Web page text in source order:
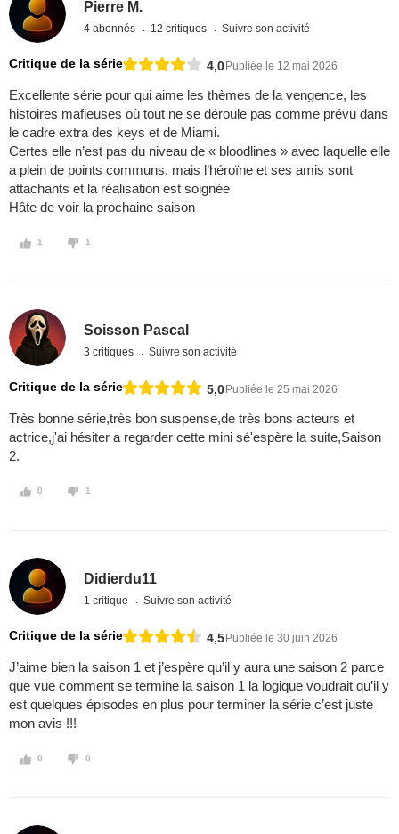
Pierre M.
4 abonnés 12 critiques Suivre son activité
Critique de la série 4,0Publiée le 12 mai 2026
Excellente série pour qui aime les thèmes de la vengence, les
histoires mafieuses où tout ne se déroule pas comme prévu dans
le cadre extra des keys et de Miami.
Certes elle n’est pas du niveau de « bloodlines » avec laquelle elle
a plein de points communs, mais l’héroïne et ses amis sont
attachants et la réalisation est soignée
Hâte de voir la prochaine saison
1 1
Soisson Pascal
3 critiques Suivre son activité
Critique de la série 5,0Publiée le 25 mai 2026
Très bonne série,très bon suspense,de très bons acteurs et
actrice,j'ai hésiter a regarder cette mini sé'espère la suite,Saison
2.
0 1
Didierdu11
1 critique Suivre son activité
Critique de la série 4,5Publiée le 30 juin 2026
J’aime bien la saison 1 et j’espère qu’il y aura une saison 2 parce
que vue comment se termine la saison 1 la logique voudrait qu’il y
est quelques épisodes en plus pour terminer la série c’est juste
mon avis !!!
0 0